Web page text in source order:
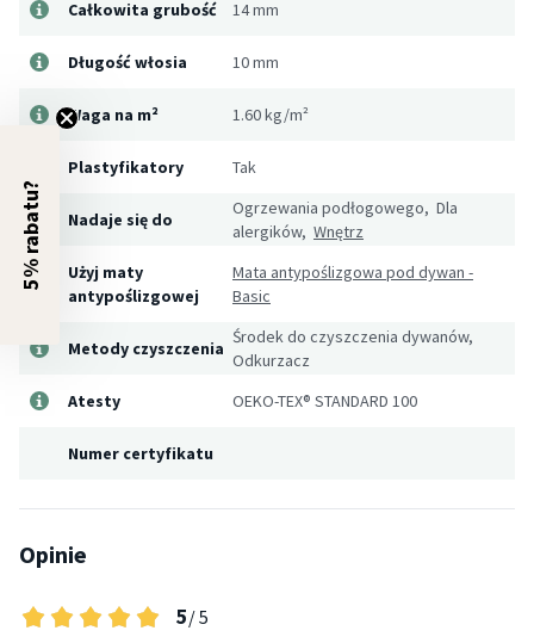
Całkowita grubość 14 mm
Długość włosia 10 mm
Waga na m² 1.60 kg/m²
Plastyfikatory Tak
Nadaje się do
Ogrzewania podłogowego, Dla
alergików, Wnętrz
Użyj maty
antypoślizgowej
Mata antypoślizgowa pod dywan -
Basic
Metody czyszczenia
Środek do czyszczenia dywanów,
Odkurzacz
Atesty
OEKO-TEX® STANDARD 100
Numer certyfikatu
Opinie
5/ 5
5% rabatu?